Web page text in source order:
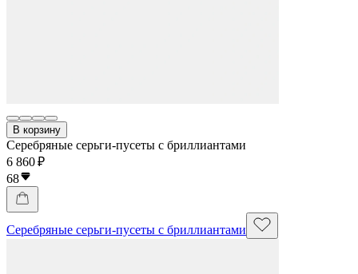
В корзину
Серебряные серьги-пусеты с бриллиантами
6 860 ₽
68
Серебряные серьги-пусеты с бриллиантами